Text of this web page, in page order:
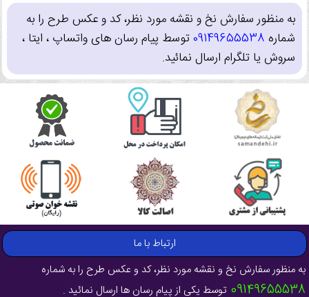
به منظور سفارش نخ و نقشه مورد نظر، کد و عکس طرح را به
شماره 09149655538توسط پیام رسان های واتساپ ، ایتا ،
سروش یا تلگرام ارسال نمائید.
ارتباط با ما
به منظور سفارش نخ و نقشه مورد نظر، کد و عکس طرح را به شماره
09149655538 توسط یکی از پیام رسان ها ارسال نمائید .